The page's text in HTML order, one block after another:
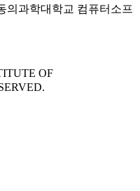
의과학대학교 컴퓨터소프
OF